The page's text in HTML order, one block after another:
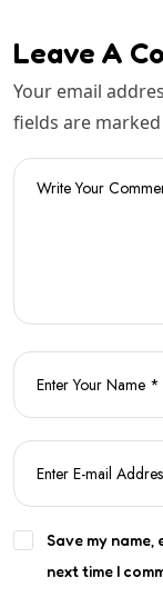
Leave A
Your email
fields are
Save my
next time I